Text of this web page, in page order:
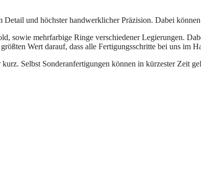
und höchster handwerklicher Präzision. Dabei
sowie mehrfarbige Ringe verschiedener Legierungen.
Wert darauf, dass alle Fertigungsschritte bei uns im
Selbst Sonderanfertigungen können in kürzester Zeit